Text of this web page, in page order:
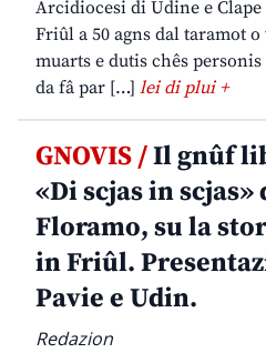
Arcidiocesi di Udine e
Friûl a 50 agns dal taramot
muarts e dutis chês
da fâ par […] lei di plui +
GNOVIS /Il gnûf
«Di scjas in
Floramo, su la
in Friûl.
Pavie e Udin.
Redazion